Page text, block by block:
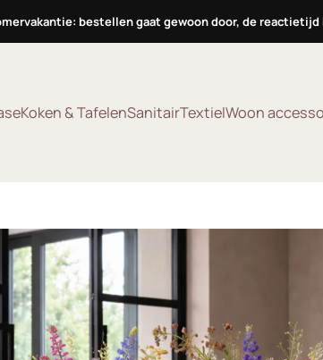
bestellen gaat gewoon door, de
Koken & TafelenSanitairTextielWoon